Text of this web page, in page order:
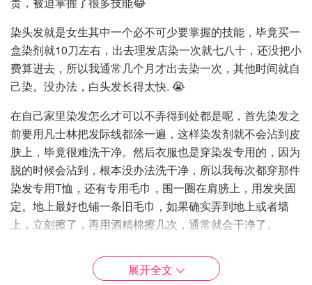
染头发就是女生其中一个必不可少要掌握的技能，毕竟买一
盒染剂就10刀左右，出去理发店染一次就七八十，还没把小
费算进去，所以我通常几个月才出去染一次，其他时间就自
己染。没办法，白头发长得太快. 😭
在自己家里染发怎么才可以不弄得到处都是呢，首先染发之
前要用凡士林把发际线都涂一遍，这样染发剂就不会沾到皮
肤上，毕竟很难洗干净。然后衣服也是穿染发专用的，因为
脱的时候会沾到，根本没办法洗干净，所以我每次都穿那件
染发专用T恤，还有专用毛巾，围一圈在肩膀上，用发夹固
定。地上最好也铺一条旧毛巾，如果确实弄到地上或者墙
上，立刻擦了，再用酒精棉擦几次，通常就会干净了。
都说手是女人的第二张脸，那怎么呵护你的手和脚呢？除了
平常涂手霜脚霜外，最简单也最便宜的方法是晚上睡觉前把
展开全文